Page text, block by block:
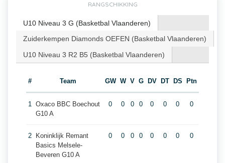
RANGSCHIKKING
U10 Niveau 3 G (Basketbal Vlaanderen)
Zuiderkempen Diamonds OEFEN (Basketbal Vlaanderen)
U10 Niveau 3 R2 B5 (Basketbal Vlaanderen)
# Team GW W V G DV DT DS Ptn
1 Oxaco BBC Boechout
G10 A
0 0 0 0 0 0 0 0
2
Koninklijk Remant
Basics Melsele-
Beveren G10 A
0 0 0 0 0 0 0 0